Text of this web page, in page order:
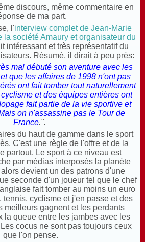
discours, même commentaire en
de ma part.
l'interview complet de Jean-Marie
la société Amaury et organisateur du
intéressant et très représentatif du
Résumé, il dirait à peu près:
mal débuté son aventure avec les
que les affaires de 1998 n'ont pas
ont fait tomber tout naturellement
et des équipes entières ont
fait partie de la vie sportive et
on n'assassine pas le Tour de
France.".
du haut de gamme dans le sport
C'est une règle de l'offre et de la
partout. Le sport à ce niveau est
par médias interposés la planète
devient un des patrons d'une
seconde d'un joueur tel que le chef
fait tomber au moins un euro
tennis, cyclisme et j'en passe et des
meilleurs gagnent et les perdants
la queue entre les jambes avec les
cocus ne sont pas toujours ceux
que l'on pense.